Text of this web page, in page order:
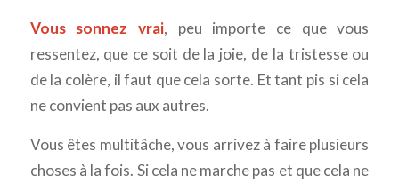
Vous sonnez vrai, peu importe ce que vous
ressentez, que ce soit de la joie, de la tristesse ou
de la colère, il faut que cela sorte. Et tant pis si cela
ne convient pas aux autres.
Vous êtes multitâche, vous arrivez à faire plusieurs
choses à la fois. Si cela ne marche pas et que cela ne